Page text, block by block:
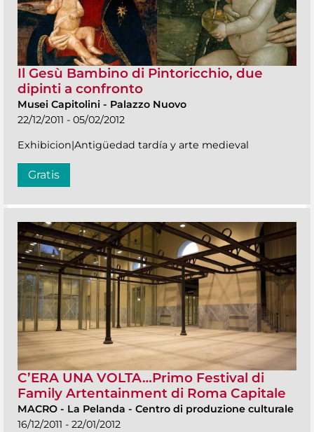
Il Gesù Bambino di Pintoricchio, due
dipinti a confronto
Musei Capitolini - Palazzo Nuovo
22/12/2011 - 05/02/2012
Exhibicion|Antigüedad tardía y arte medieval
Gratis
C’ERA UNA VOLTA…Primo Festival di
Family Artentainment di Roma Capitale
MACRO - La Pelanda - Centro di produzione culturale
16/12/2011 - 22/01/2012